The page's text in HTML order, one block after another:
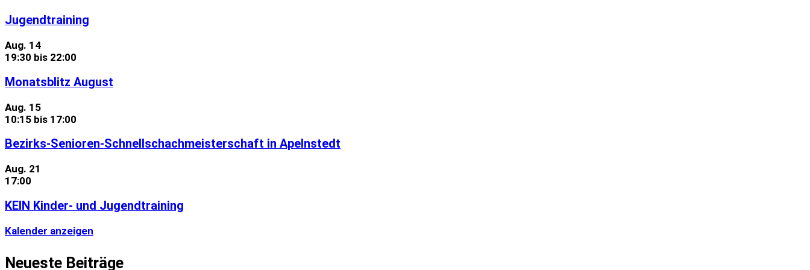
Jugendtraining
Aug. 14
19:30 bis 22:00
Monatsblitz August
Aug. 15
10:15 bis 17:00
Bezirks-Senioren-Schnellschachmeisterschaft in Apelnstedt
Aug. 21
17:00
KEIN Kinder- und Jugendtraining
Kalender anzeigen
Neueste Beiträge